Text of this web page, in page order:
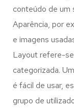
conteúdo de um
Aparência, por
e imagens
Layout refere-
categorizada.
é fácil de usar,
grupo de